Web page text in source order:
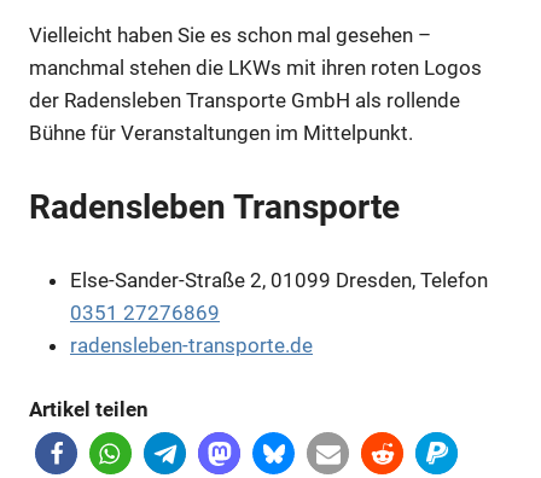
Vielleicht haben Sie es schon mal gesehen –
manchmal stehen die LKWs mit ihren roten Logos
der Radensleben Transporte GmbH als rollende
Bühne für Veranstaltungen im Mittelpunkt.
Radensleben Transporte
Else-Sander-Straße 2, 01099 Dresden, Telefon
0351 27276869
radensleben-transporte.de
Artikel teilen